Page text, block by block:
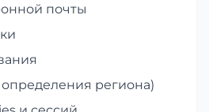
почты
определения региона)